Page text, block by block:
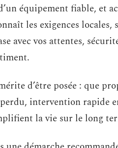
équipement fiable, et
les exigences locales,
avec vos attentes,
d’être posée : que
intervention rapide
la vie sur le long